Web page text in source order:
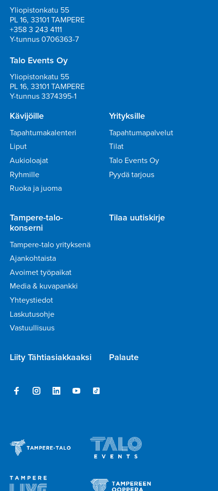
Yliopistonkatu 55
PL 16, 33101 TAMPERE
+358 3 243 4111
Y-tunnus 0706363-7
Talo Events Oy
Yliopistonkatu 55
PL 16, 33101 TAMPERE
Y-tunnus 3374395-1
Kävijöille
Tapahtumakalenteri
Liput
Aukioloajat
Ryhmille
Ruoka ja juoma
Yrityksille
Tapahtumapalvelut
Tilat
Talo Events Oy
Pyydä tarjous
Tampere-talo-
konserni
Tampere-talo yrityksenä
Ajankohtaista
Avoimet työpaikat
Media & kuvapankki
Yhteystiedot
Laskutusohje
Vastuullisuus
Tilaa uutiskirje
Liity Tähtiasiakkaaksi Palaute